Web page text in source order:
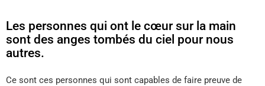
Les personnes qui ont le cœur sur la main
sont des anges tombés du ciel pour nous
autres.
Ce sont ces personnes qui sont capables de faire preuve de